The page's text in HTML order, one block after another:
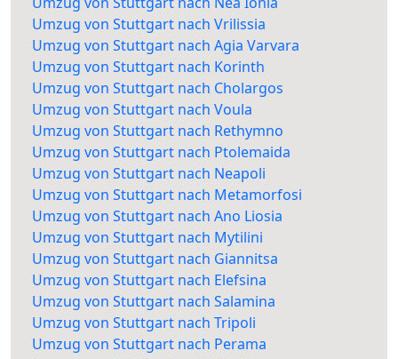
Umzug von Stuttgart nach Vrilissia
Umzug von Stuttgart nach Agia Varvara
Umzug von Stuttgart nach Korinth
Umzug von Stuttgart nach Cholargos
Umzug von Stuttgart nach Voula
Umzug von Stuttgart nach Rethymno
Umzug von Stuttgart nach Ptolemaida
Umzug von Stuttgart nach Neapoli
Umzug von Stuttgart nach Metamorfosi
Umzug von Stuttgart nach Ano Liosia
Umzug von Stuttgart nach Mytilini
Umzug von Stuttgart nach Giannitsa
Umzug von Stuttgart nach Elefsina
Umzug von Stuttgart nach Salamina
Umzug von Stuttgart nach Tripoli
Umzug von Stuttgart nach Perama